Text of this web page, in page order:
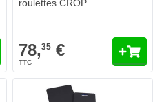
roulettes CROP
78,35 €
Tapis de mécanicien genoux et